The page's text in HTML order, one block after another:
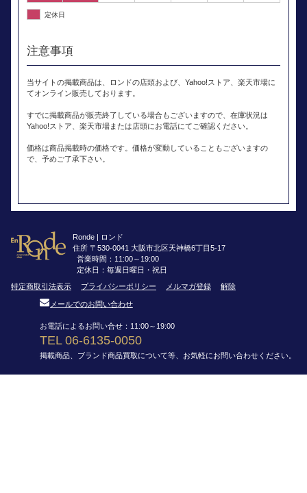
定休日
注意事項
当サイトの掲載商品は、ロンドの店頭および、Yahoo!ストア、楽天市場に
てオンライン販売しております。
すでに掲載商品が販売終了している場合もございますので、在庫状況は
Yahoo!ストア、楽天市場または店頭にお電話にてご確認ください。
価格は商品掲載時の価格です。価格が変動していることもございますの
で、予めご了承下さい。
Ronde | ロンド
住所 〒530-0041 大阪市北区天神橋6丁目5-17
営業時間：11:00～19:00
定休日：毎週日曜日・祝日
特定商取引法表示
プライバシーポリシー メルマガ登録 解除
メールでのお問い合わせ
お電話によるお問い合せ：11:00～19:00
TEL 06-6135-0050
掲載商品、ブランド商品買取について等、お気軽にお問い合わせください。